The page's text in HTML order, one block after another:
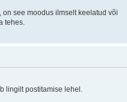
see moodus ilmselt keelatud või
tehes.
lingilt postitamise lehel.